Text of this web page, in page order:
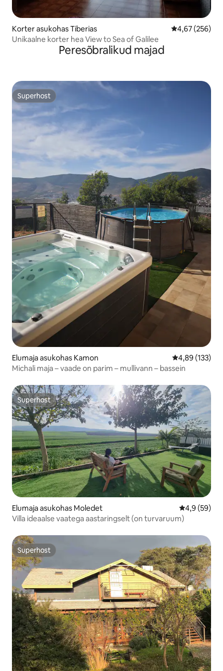
Korter asukohas Tiberias Keskmine
4,67 (256)
Unikaalne korter hea View to Sea of Galilee
Peresõbralikud majad
Superhost
Superhost
Elumaja asukohas Kamon Keskmine
4,89 (133)
Michali maja – vaade on parim – mullivann – bassein
Superhost
Superhost
Elumaja asukohas Moledet Keskmine
4,9 (59)
Villa ideaalse vaatega aastaringselt (on turvaruum)
Superhost
Superhost